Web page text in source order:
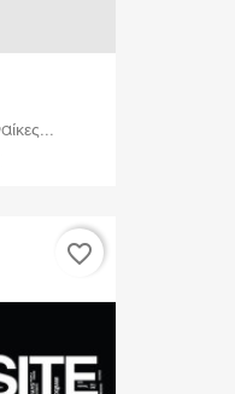
favorite_border